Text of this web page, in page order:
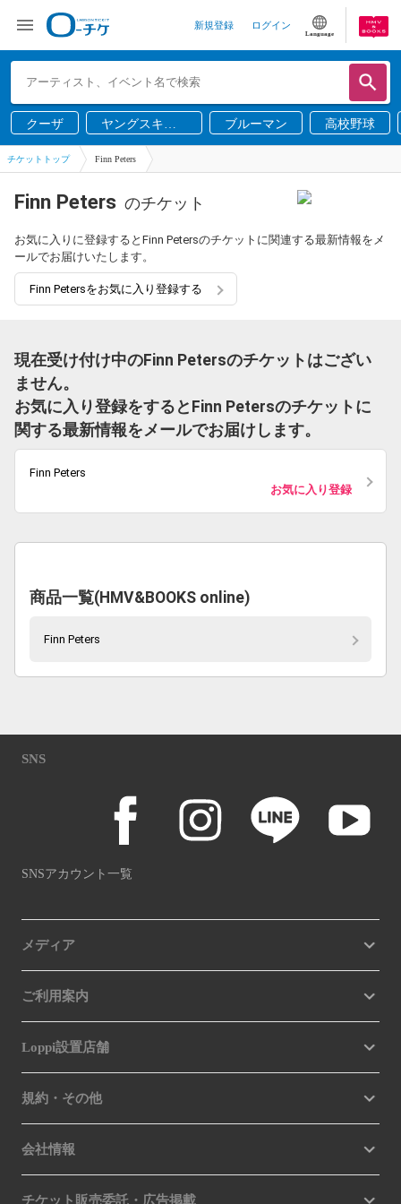
新規登録 ログイン
Language
クーザ
ヤングスキニ
ー
ブルーマン 高校野球
チケットトップ Finn Peters
Finn Peters のチケット
お気に入りに登録するとFinn Petersのチケットに関連する最新情報をメ
ールでお届けいたします。
Finn Petersをお気に入り登録する
現在受け付け中のFinn Petersのチケットはござい
ません。
お気に入り登録をするとFinn Petersのチケットに
関する最新情報をメールでお届けします。
Finn Peters
お気に入り登録
商品一覧(HMV&BOOKS online)
Finn Peters
SNS
SNSアカウント一覧
メディア
ご利用案内
Loppi設置店舗
規約・その他
会社情報
チケット販売委託・広告掲載